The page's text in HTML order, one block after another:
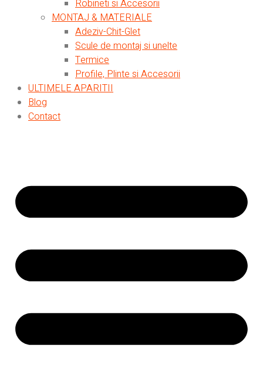
Robineti si Accesorii
MONTAJ & MATERIALE
Adeziv-Chit-Glet
Scule de montaj si unelte
Termice
Profile, Plinte si Accesorii
ULTIMELE APARITII
Blog
Contact